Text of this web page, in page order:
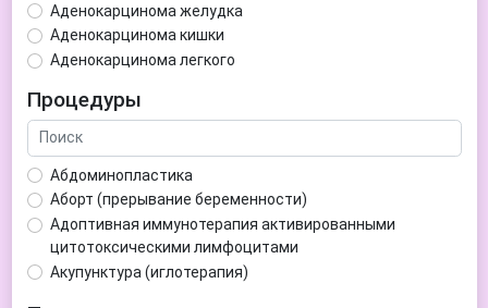
Аденокарцинома желудка
Аденокарцинома кишки
Аденокарцинома легкого
Аденома гипофиза
Аденома простаты
Аденома щитовидной железы
Аденомиоз
Адентия
Азооспермия
Акне (угри)
Алкоголизм
Процедуры
Абдоминопластика
Аборт (прерывание беременности)
Адоптивная иммунотерапия активированными
цитотоксическими лимфоцитами
Акупунктура (иглотерапия)